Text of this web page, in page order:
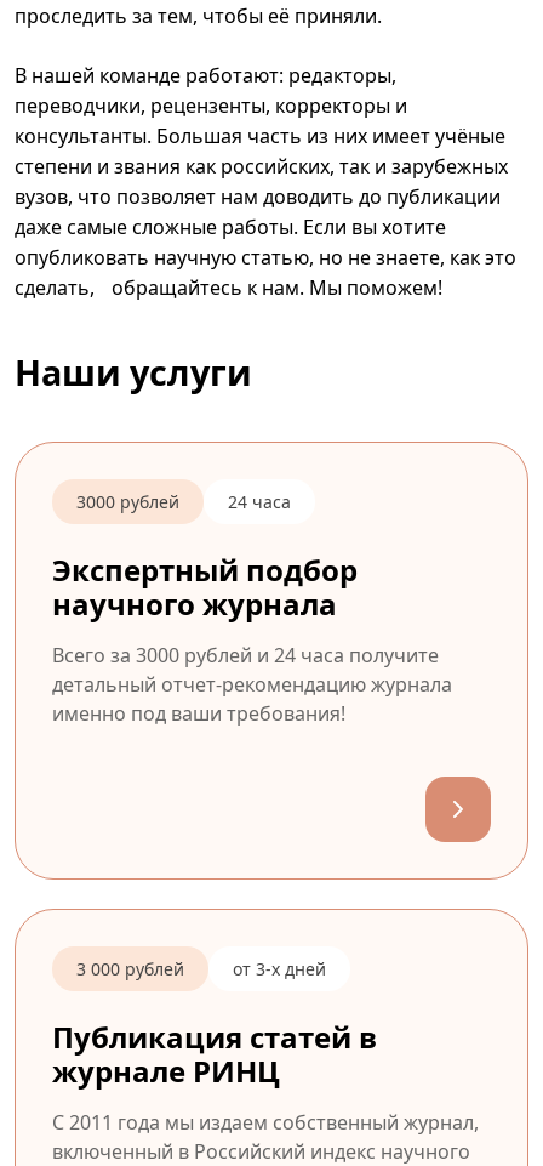
проследить за тем, чтобы её приняли.
В нашей команде работают: редакторы,
переводчики, рецензенты, корректоры и
консультанты. Большая часть из них имеет учёные
степени и звания как российских, так и зарубежных
вузов, что позволяет нам доводить до публикации
даже самые сложные работы. Если вы хотите
опубликовать научную статью, но не знаете, как это
сделать, обращайтесь к нам. Мы поможем!
Наши услуги
3000 рублей 24 часа
Экспертный подбор
научного журнала
Всего за 3000 рублей и 24 часа получите
детальный отчет-рекомендацию журнала
именно под ваши требования!
3 000 рублей от 3-х дней
Публикация статей в
журнале РИНЦ
С 2011 года мы издаем собственный журнал,
включенный в Российский индекс научного